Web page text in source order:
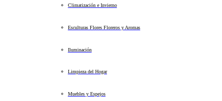
Climatización e Invierno
Esculturas Flores Floreros y Aromas
Iluminación
Limpieza del Hogar
Muebles y Espejos